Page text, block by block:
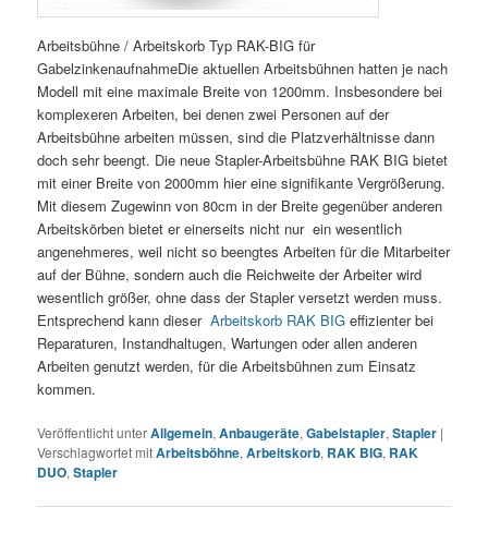
Arbeitsbühne / Arbeitskorb Typ RAK-BIG für
GabelzinkenaufnahmeDie aktuellen Arbeitsbühnen hatten je nach
Modell mit eine maximale Breite von 1200mm. Insbesondere bei
komplexeren Arbeiten, bei denen zwei Personen auf der
Arbeitsbühne arbeiten müssen, sind die Platzverhältnisse dann
doch sehr beengt. Die neue Stapler-Arbeitsbühne RAK BIG bietet
mit einer Breite von 2000mm hier eine signifikante Vergrößerung.
Mit diesem Zugewinn von 80cm in der Breite gegenüber anderen
Arbeitskörben bietet er einerseits nicht nur ein wesentlich
angenehmeres, weil nicht so beengtes Arbeiten für die Mitarbeiter
auf der Bühne, sondern auch die Reichweite der Arbeiter wird
wesentlich größer, ohne dass der Stapler versetzt werden muss.
Entsprechend kann dieserArbeitskorb RAK BIG effizienter bei
Reparaturen, Instandhaltugen, Wartungen oder allen anderen
Arbeiten genutzt werden, für die Arbeitsbühnen zum Einsatz
kommen.
Veröffentlicht unterAllgemein,Anbaugeräte,Gabelstapler,Stapler |
Verschlagwortet mitArbeitsböhne,Arbeitskorb, RAK BIG, RAK
DUO,Stapler